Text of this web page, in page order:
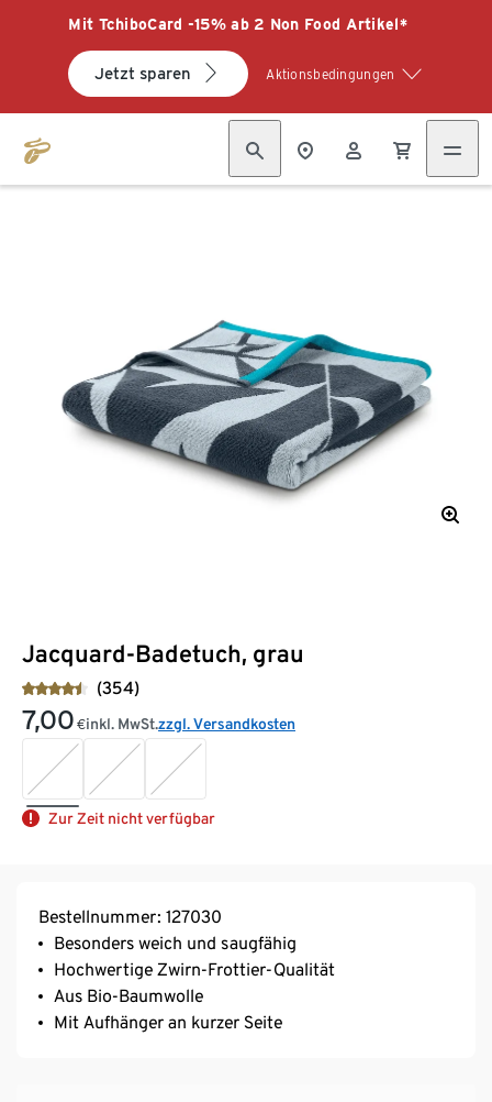
Mit TchiboCard -15% ab 2 Non Food Artikel*
Jetzt sparen Aktionsbedingungen
Jacquard-Badetuch, grau
(354)
7,00 €inkl. MwSt.zzgl. Versandkosten
Zur Zeit nicht verfügbar
Bestellnummer: 127030
Besonders weich und saugfähig
Hochwertige Zwirn-Frottier-Qualität
Aus Bio-Baumwolle
Mit Aufhänger an kurzer Seite